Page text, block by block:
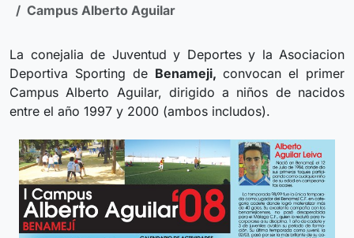
Campus Alberto Aguilar
La conejalia de Juventud y Deportes y la Asociacion
Deportiva Sporting de Benameji, convocan el primer
Campus Alberto Aguilar, dirigido a niños de nacidos
entre el año 1997 y 2000 (ambos includos).